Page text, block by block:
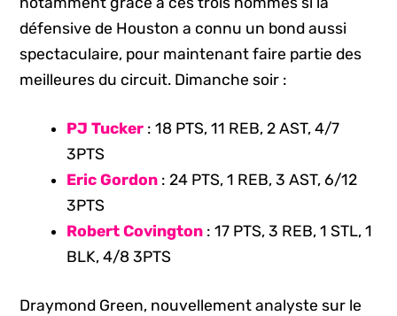
défensive de Houston a connu un bond aussi
spectaculaire, pour maintenant faire partie des
meilleures du circuit. Dimanche soir :
PJ Tucker : 18 PTS, 11 REB, 2 AST, 4/7
3PTS
Eric Gordon : 24 PTS, 1 REB, 3 AST, 6/12
3PTS
Robert Covington : 17 PTS, 3 REB, 1 STL, 1
BLK, 4/8 3PTS
Draymond Green, nouvellement analyste sur le